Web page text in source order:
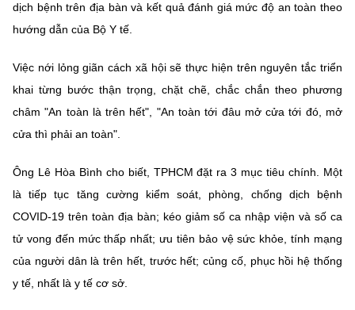
Cơ quan chủ quản: Bộ Khoa học và Công nghệ (MST)
Chịu trách nhiệm nội dung: Nguyễn Thị Hải Hằng
Liên hệ
Địa chỉ: Ban Biên tập Cổng TTĐT - 18 Nguyễn Du, TP. Hà Nội
Điện thoại: 024 3936 9506
©2026 Bản quyền thuộc Bộ Khoa Học và Công Nghệ
website này)
dịch bệnh trên địa bàn và kết quả đánh giá mức độ an toàn theo
hướng dẫn của Bộ Y tế.
Việc nới lỏng giãn cách xã hội sẽ thực hiện trên nguyên tắc triển
khai từng bước thận trọng, chặt chẽ, chắc chắn theo phương
châm "An toàn là trên hết", "An toàn tới đâu mở cửa tới đó, mở
cửa thì phải an toàn".
Ông Lê Hòa Bình cho biết, TPHCM đặt ra 3 mục tiêu chính. Một
là tiếp tục tăng cường kiểm soát, phòng, chống dịch bệnh
COVID-19 trên toàn địa bàn; kéo giảm số ca nhập viện và số ca
tử vong đến mức thấp nhất; ưu tiên bảo vệ sức khỏe, tính mạng
của người dân là trên hết, trước hết; củng cố, phục hồi hệ thống
y tế, nhất là y tế cơ sở.